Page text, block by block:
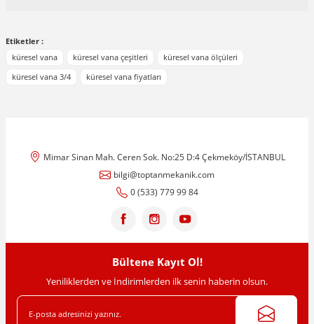
konularda yetersiz gördüğünüz noktaları öneri formunu kullanarak
tarafımıza iletebilirsiniz.
Ürün fiyatı diğer sitelerden daha pahalı.
Bu ürüne benzer farklı alternatifler olmalı.
Etiketler :
küresel vana
küresel vana çeşitleri
küresel vana ölçüleri
küresel vana 3/4
küresel vana fiyatları
Mimar Sinan Mah. Ceren Sok. No:25 D:4 Çekmeköy/İSTANBUL
bilgi@toptanmekanik.com
0 (533) 779 99 84
Bültene Kayıt Ol!
Yeniliklerden ve İndirimlerden ilk senin haberin olsun.